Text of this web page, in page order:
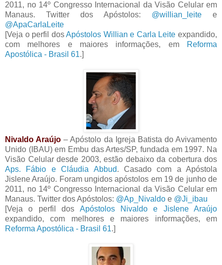
2011, no 14º Congresso Internacional da Visão Celular em
Manaus. Twitter dos Apóstolos: @willian_leite e
@ApaCarlaLeite
[Veja o perfil dosApóstolos Willian e Carla Leite expandido,
com melhores e maiores informações, em
Reforma
Apostólica - Brasil 61.]
Nivaldo Araújo – Apóstolo da Igreja Batista do Avivamento
Unido (IBAU) em Embu das Artes/SP, fundada em 1997. Na
Visão Celular desde 2003, estão debaixo da cobertura dos
Aps. Fábio e Cláudia Abbud. Casado com a Apóstola
Jislene Araújo. Foram ungidos apóstolos em 19 de junho de
2011, no 14º Congresso Internacional da Visão Celular em
Manaus. Twitter dos Apóstolos: @Ap_Nivaldo e @Ji_ibau
[Veja o perfil dos Apóstolos Nivaldo e Jislene Araújo
expandido, com melhores e maiores informações, em
Reforma Apostólica - Brasil 61.]